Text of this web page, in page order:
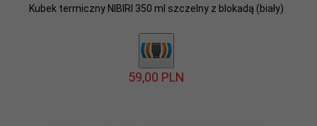
Kubek termiczny NIBIRI 350 ml szczelny z blokadą (biały)
59,00 PLN